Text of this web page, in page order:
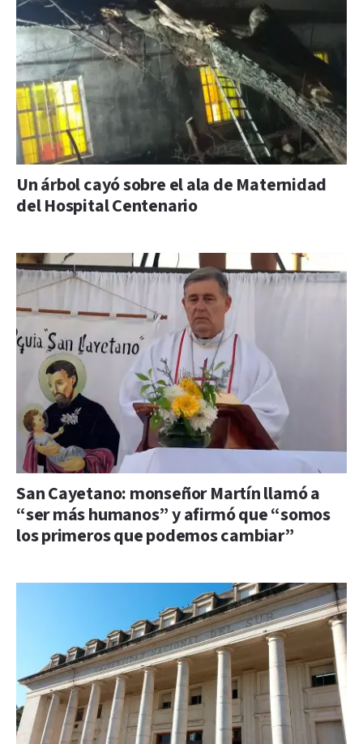
Un árbol cayó sobre el ala de Maternidad
del Hospital Centenario
San Cayetano: monseñor Martín llamó a
“ser más humanos” y afirmó que “somos
los primeros que podemos cambiar”